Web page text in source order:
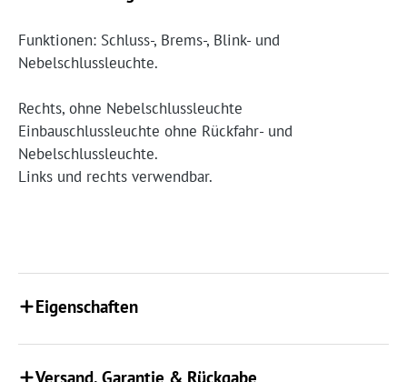
Funktionen: Schluss-, Brems-, Blink- und
Nebelschlussleuchte.
Rechts, ohne Nebelschlussleuchte
Einbauschlussleuchte ohne Rückfahr- und
Nebelschlussleuchte.
Links und rechts verwendbar.
Eigenschaften
Versand, Garantie & Rückgabe